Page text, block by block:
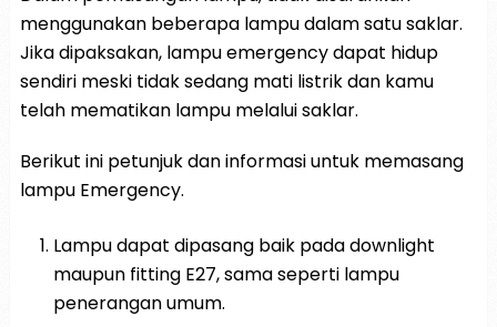
menggunakan beberapa lampu dalam satu saklar.
Jika dipaksakan, lampu emergency dapat hidup
sendiri meski tidak sedang mati listrik dan kamu
telah mematikan lampu melalui saklar.
Berikut ini petunjuk dan informasi untuk memasang
lampu Emergency.
Lampu dapat dipasang baik pada downlight
maupun fitting E27, sama seperti lampu
penerangan umum.